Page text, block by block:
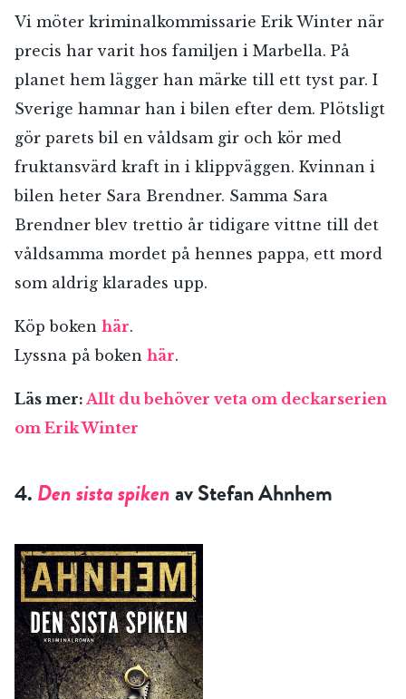
Vi möter kriminalkommissarie Erik Winter när
precis har varit hos familjen i Marbella. På
planet hem lägger han märke till ett tyst par. I
Sverige hamnar han i bilen efter dem. Plötsligt
gör parets bil en våldsam gir och kör med
fruktansvärd kraft in i klippväggen. Kvinnan i
bilen heter Sara Brendner. Samma Sara
Brendner blev trettio år tidigare vittne till det
våldsamma mordet på hennes pappa, ett mord
som aldrig klarades upp.
Köp boken här.
Lyssna på boken här.
Läs mer: Allt du behöver veta om deckarserien
om Erik Winter
4.Den sista spikenav Stefan Ahnhem